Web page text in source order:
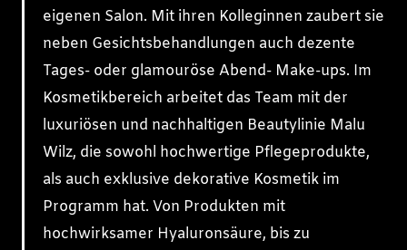
eigenen Salon. Mit ihren Kolleginnen zaubert sie
neben Gesichtsbehandlungen auch dezente
Tages- oder glamouröse Abend- Make-ups. Im
Kosmetikbereich arbeitet das Team mit der
luxuriösen und nachhaltigen Beautylinie Malu
Wilz, die sowohl hochwertige Pflegeprodukte,
als auch exklusive dekorative Kosmetik im
Programm hat. Von Produkten mit
hochwirksamer Hyaluronsäure, bis zu